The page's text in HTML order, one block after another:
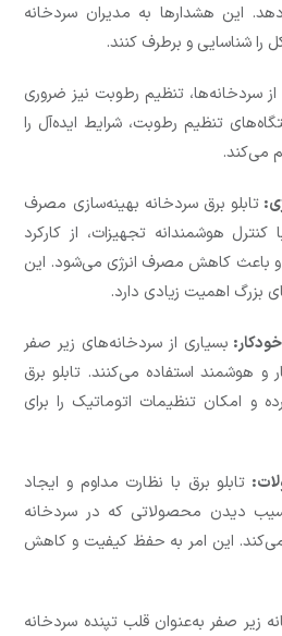
این هشدارها به مدیران سردخانه
شناسایی و برطرف کنند.
از سردخانه‌ها، تنظیم رطوبت نیز ضروری
تنظیم رطوبت، شرایط ایده‌آل را
می‌کند.
تابلو برق سردخانه بهینه‌سازی مصرف
هوشمندانه تجهیزات، از کارکرد
و باعث کاهش مصرف انرژی می‌شود. این
بزرگ اهمیت زیادی دارد.
بسیاری از سردخانه‌های زیر صفر
و هوشمند استفاده می‌کنند. تابلو برق
و امکان تنظیمات اتوماتیک را برای
تابلو برق با نظارت مداوم و ایجاد
آسیب دیدن محصولاتی که در سردخانه
این امر به حفظ کیفیت و کاهش
زیر صفر به‌عنوان قلب تپنده سردخانه